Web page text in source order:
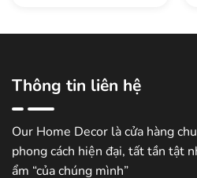
Thông tin liên hệ
Our Home Decor là cửa hàng
phong cách hiện đại, tất tần tật
ẩm “của chúng mình”